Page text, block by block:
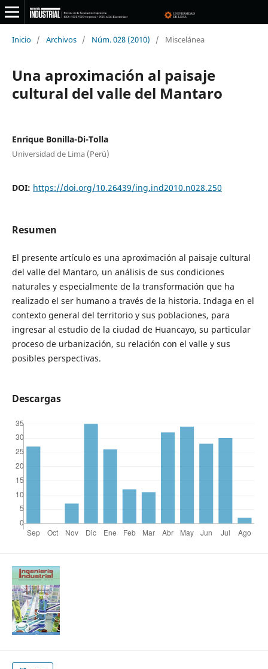
Inicio / Archivos / Núm. 028 (2010) / Miscelánea
Una aproximación al paisaje
cultural del valle del Mantaro
Enrique Bonilla-Di-Tolla
Universidad de Lima (Perú)
DOI: https://doi.org/10.26439/ing.ind2010.n028.250
Resumen
El presente artículo es una aproximación al paisaje cultural
del valle del Mantaro, un análisis de sus condiciones
naturales y especialmente de la transformación que ha
realizado el ser humano a través de la historia. Indaga en el
contexto general del territorio y sus poblaciones, para
ingresar al estudio de la ciudad de Huancayo, su particular
proceso de urbanización, su relación con el valle y sus
posibles perspectivas.
Descargas